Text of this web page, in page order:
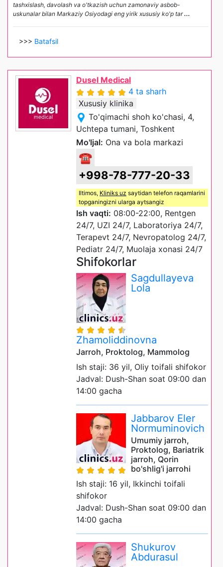
tashxislash, davolash va o'tkazish uchun zamonaviy asbob-
uskunalar bilan Markaziy Osiyodagi eng yirik xususiy ko'p tar...
>>> Batafsil
Dusel Medical
4 ta sharh
Xususiy klinika
To'qimachi shoh ko'chasi, 4,
Uchtepa tumani, Toshkent
Mo'ljal: Ona va bola markazi
☎
+998-78-777-20-33
Iltimos, Kliniks uz saytidan telefon raqamlarini
topganingizni ularga aytsangiz
Ish vaqti: 08:00-22:00, Rentgen
24/7, UZI 24/7, Laboratoriya 24/7,
Terapevt 24/7, Nevropatolog 24/7,
Pediatr 24/7, Muolaja xonasi 24/7
Shifokorlar
Sagdullayeva
Lola
Zhamoliddinovna
Jarroh, Proktolog, Mammolog
Ish staji: 36 yil, Oliy toifali shifokor
Jadval: Dush-Shan soat 09:00 dan
14:00 gacha
Jabbarov Eler
Normuminovich
Umumiy jarroh,
Proktolog, Bariatrik
jarroh, Qorin
bo'shlig'i jarrohi
Ish staji: 16 yil, Ikkinchi toifali
shifokor
Jadval: Dush-Shan soat 09:00 dan
14:00 gacha
Shukurov
Abdurasul